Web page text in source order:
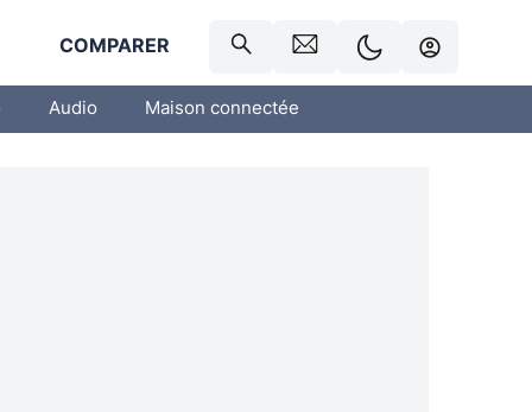
COMPARER
Audio Maison connectée